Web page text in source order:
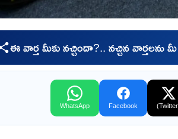
ఈ వార్త మీకు నచ్చిందా?.. నచ్చిన
WhatsApp Facebook